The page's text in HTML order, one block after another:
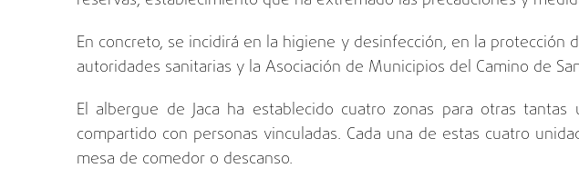
En concreto, se incidirá en la higiene y desinfección, en la
autoridades sanitarias y la Asociación de Municipios del Camino de
El albergue de Jaca ha establecido cuatro zonas para otras
compartido con personas vinculadas. Cada una de estas cuatro
mesa de comedor o descanso.